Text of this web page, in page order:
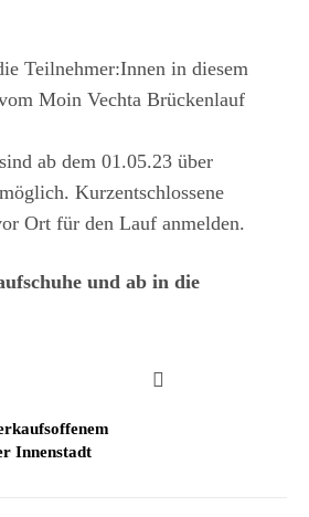
Teilnehmer:Innen in diesem
Moin Vechta Brückenlauf
ab dem 01.05.23 über
möglich. Kurzentschlossene
Ort für den Lauf anmelden.
und ab in die
Innenstadt